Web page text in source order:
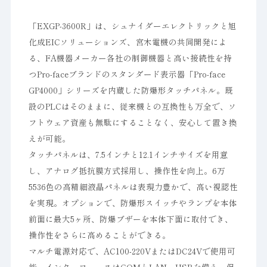
「EXGP-3600R」は、シュナイダーエレクトリックと旭
化成EICソリューションズ、宮木電機の共同開発によ
る、FA機器メーカー各社の制御機器と高い接続性を持
つPro-faceブランドのスタンダード表示器「Pro-face
GP4000」シリーズを内蔵した防爆形タッチパネル。既
設のPLCはそのままに、従来機との互換性も万全で、ソ
フトウェア資産も無駄にすることなく、安心して置き換
えが可能。
タッチパネルは、7.5インチと12.1インチサイズを用意
し、アナログ抵抗膜方式採用し、操作性を向上。6万
5536色の高精細液晶パネルは表現力豊かで、高い視認性
を実現。オプションで、防爆形スイッチやランプを本体
前面に最大5ヶ所、防爆ブザーを本体下面に取付でき、
操作性をさらに高めることができる。
マルチ電源対応で、AC100-220VまたはDC24Vで使用可